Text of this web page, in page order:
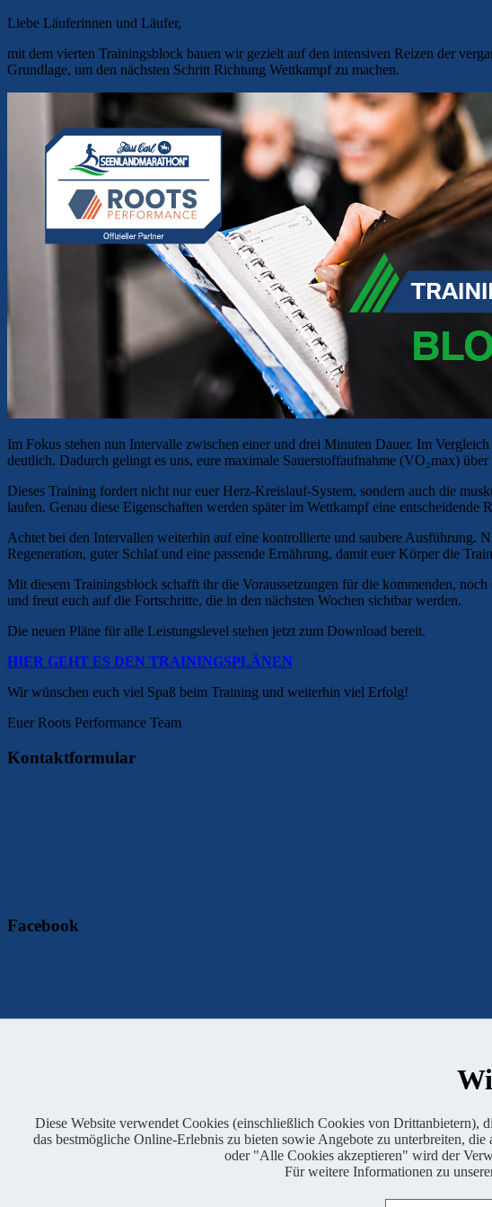
Liebe Läuferinnen und Läufer,
mit dem vierten Trainingsblock bauen wir gezielt auf den intensiven Reizen der
Grundlage, um den nächsten Schritt Richtung Wettkampf zu machen.
Im Fokus stehen nun Intervalle zwischen einer und drei Minuten Dauer. Im
deutlich. Dadurch gelingt es uns, eure maximale Sauerstoffaufnahme (VO₂max)
Dieses Training fordert nicht nur euer Herz-Kreislauf-System, sondern auch die
laufen. Genau diese Eigenschaften werden später im Wettkampf eine entscheidende
Achtet bei den Intervallen weiterhin auf eine kontrollierte und saubere Ausführung.
Regeneration, guter Schlaf und eine passende Ernährung, damit euer Körper die
Mit diesem Trainingsblock schafft ihr die Voraussetzungen für die kommenden,
und freut euch auf die Fortschritte, die in den nächsten Wochen sichtbar werden.
Die neuen Pläne für alle Leistungslevel stehen jetzt zum Download bereit.
HIER GEHT ES DEN TRAININGSPLÄNEN
Wir wünschen euch viel Spaß beim Training und weiterhin viel Erfolg!
Euer Roots Performance Team
Kontaktformular
Facebook
Impressum|Kontakt|Presse|Admin|Datenschutz
Diese Website verwendet Cookies (einschließlich Cookies von Drittanbietern),
das bestmögliche Online-Erlebnis zu bieten sowie Angebote zu unterbreiten,
oder "Alle Cookies akzeptieren" wird der
Für weitere Informationen zu